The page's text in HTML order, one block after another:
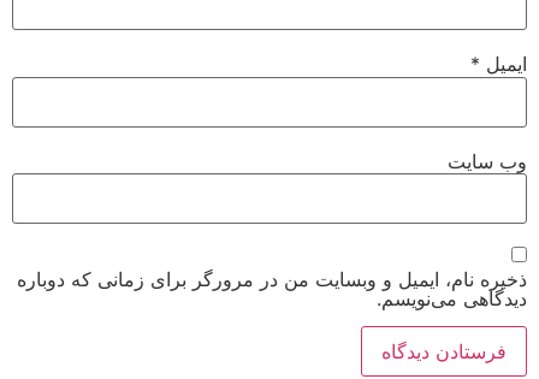
ایمیل *
وب‌ سایت
ذخیره نام، ایمیل و وبسایت من در مرورگر برای زمانی که دوباره
دیدگاهی می‌نویسم.